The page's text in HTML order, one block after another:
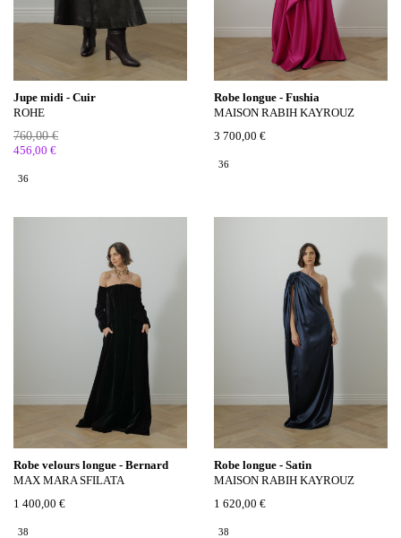
Jupe midi - Cuir
ROHE
760,00 €
456,00 €
36
Robe longue - Fushia
MAISON RABIH KAYROUZ
3 700,00 €
36
Robe velours longue - Bernard
MAX MARA SFILATA
1 400,00 €
38
Robe longue - Satin
MAISON RABIH KAYROUZ
1 620,00 €
38